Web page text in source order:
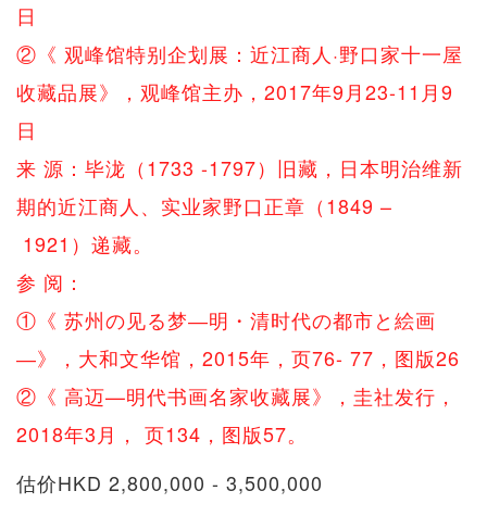
日
②《 观峰馆特别企划展：近江商人·野口家十一屋
收藏品展》，观峰馆主办，2017年9月23-11月9
日
来 源：毕泷（1733 -1797）旧藏，日本明治维新
期的近江商人、实业家野口正章（1849 –
1921）递藏。
参 阅：
①《 苏州の见る梦―明・清时代の都市と絵画
―》，大和文华馆，2015年，页76- 77，图版26
②《 高迈—明代书画名家收藏展》，圭社发行，
2018年3月， 页134，图版57。
估价HKD 2,800,000 - 3,500,000